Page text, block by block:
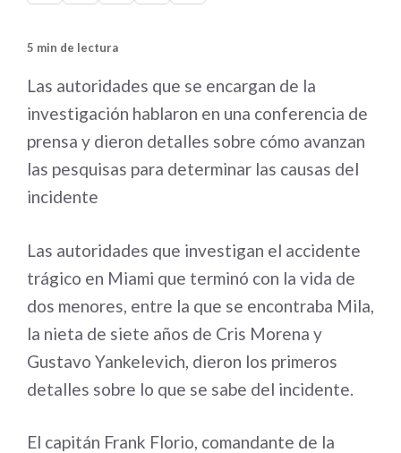
5 min de lectura
Las autoridades que se encargan de la
investigación hablaron en una conferencia de
prensa y dieron detalles sobre cómo avanzan
las pesquisas para determinar las causas del
incidente
Las autoridades que investigan el accidente
trágico en Miami que terminó con la vida de
dos menores, entre la que se encontraba Mila,
la nieta de siete años de Cris Morena y
Gustavo Yankelevich, dieron los primeros
detalles sobre lo que se sabe del incidente.
El capitán Frank Florio, comandante de la